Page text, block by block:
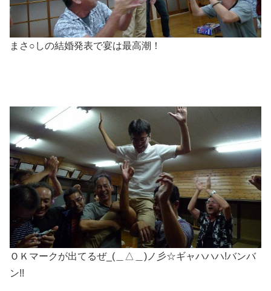
まさ○しの結婚発表で宴は最高潮！
ＯＫマークが出てるぜ_(＿△＿)ノ彡☆ギャハハハ!バンバ
ン!!